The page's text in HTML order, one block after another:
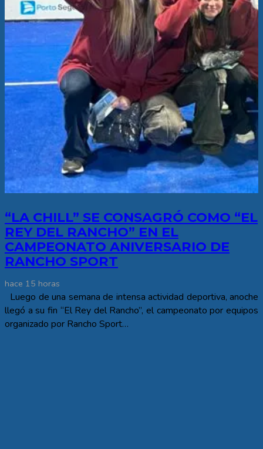
“LA CHILL” SE CONSAGRÓ COMO “EL
REY DEL RANCHO” EN EL
CAMPEONATO ANIVERSARIO DE
RANCHO SPORT
hace 15 horas
Luego de una semana de intensa actividad deportiva, anoche
llegó a su fin “El Rey del Rancho”, el campeonato por equipos
organizado por Rancho Sport…